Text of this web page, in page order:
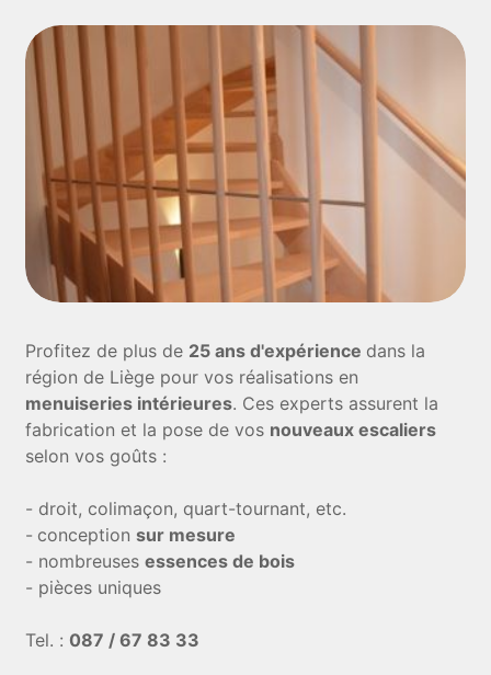
Profitez de plus de 25 ans d'expérience dans la
région de Liège pour vos réalisations en
menuiseries intérieures. Ces experts assurent la
fabrication et la pose de vos nouveaux escaliers
selon vos goûts :
- droit, colimaçon, quart-tournant, etc.
- conceptionsur mesure
- nombreusesessences de bois
- pièces uniques
Tel. : 087 / 67 83 33